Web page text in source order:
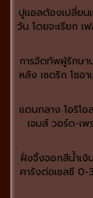
ปูแอลต้องเปลี่ยน
วัน โดยจะเรียก
การจัดทัพผู้รักษา
หลัง เซดริก โซอ
แดนกลาง โอริโอ
เจมส์ วอร์ด-เพ
ฝั่งจิ้งจอกสีน้ำเงิ
คารังต่อเชลซี